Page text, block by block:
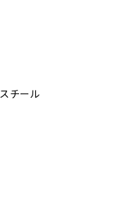
チール